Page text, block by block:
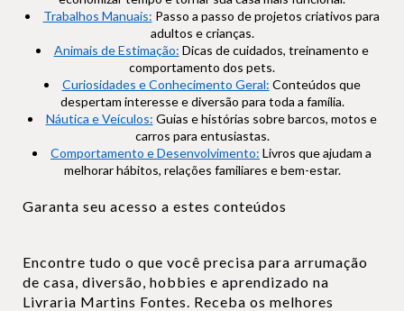
Trabalhos Manuais: Passo a passo de projetos criativos para
adultos e crianças.
Animais de Estimação: Dicas de cuidados, treinamento e
comportamento dos pets.
Curiosidades e Conhecimento Geral: Conteúdos que
despertam interesse e diversão para toda a família.
Náutica e Veículos: Guias e histórias sobre barcos, motos e
carros para entusiastas.
Comportamento e Desenvolvimento: Livros que ajudam a
melhorar hábitos, relações familiares e bem-estar.
Garanta seu acesso a estes conteúdos
Encontre tudo o que você precisa para arrumação
de casa, diversão, hobbies e aprendizado na
Livraria Martins Fontes. Receba os melhores